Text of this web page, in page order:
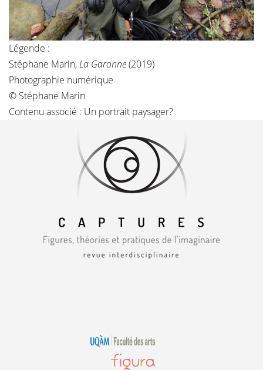
Légende :
Stéphane Marin,La Garonne(2019)
Photographie numérique
© Stéphane Marin
Contenu associé : Un portrait paysager?